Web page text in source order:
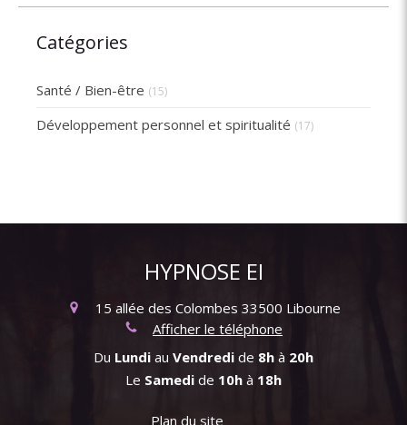
Catégories
Santé / Bien-être (15)
Développement personnel et spiritualité (17)
HYPNOSE EI
15 allée des Colombes 33500 Libourne
Afficher le téléphone
Du Lundi au Vendredi de 8h à 20h
Le Samedi de 10h à 18h
Plan du site